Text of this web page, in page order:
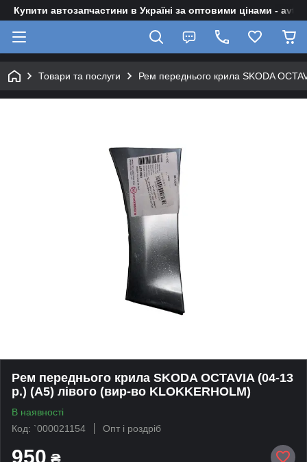
Купити автозапчастини в Україні за оптовими цінами -
Товари та послуги Рем переднього крила SKODA
Рем переднього крила SKODA OCTAVIA (04-13
р.) (А5) лівого (вир-во KLOKKERHOLM)
В наявності
Код: `000021154
Опт і роздріб
950